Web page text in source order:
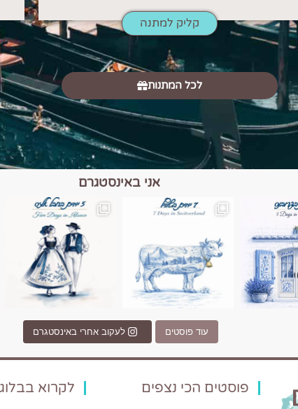
קליק למתנה
לכל המתנות
אני באינסטגרם
בין כפרים, יין ונופים בחבל אלזס צרפת
יש רגע כזה בחופשה שבו הכל נהיה פשוט יותר. החול,
יש ערים בעולם שמרגישות
עוד פוסטים לעקוב אחרי באינסטגרם
פוסטים הכי נצפים לקרוא